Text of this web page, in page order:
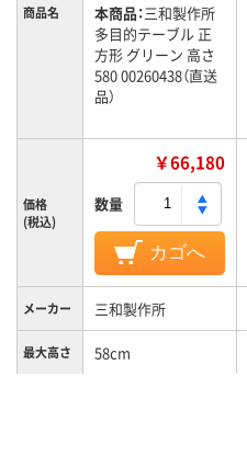
商品名 本商品：三和製作所
多目的テーブル 正
方形 グリーン 高さ
580 00260438（直送
品）
価格
(税込)
￥66,180
数量
カゴへ
メーカー 三和製作所
最大高さ 58cm